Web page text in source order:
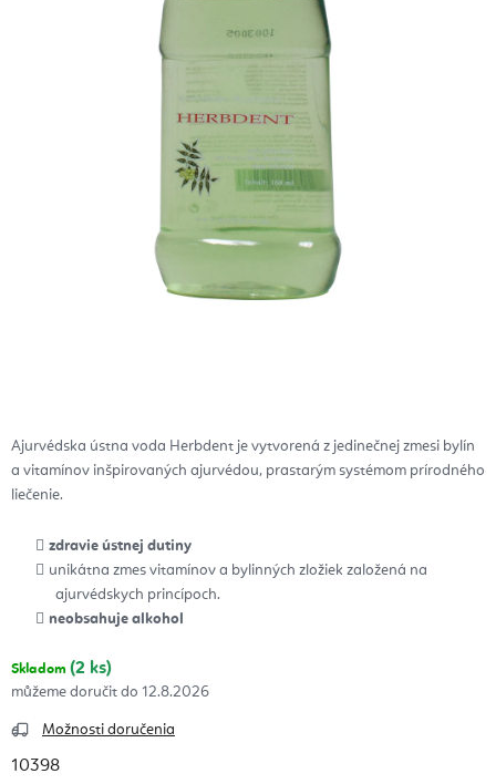
Ajurvédska ústna voda Herbdent je vytvorená z jedinečnej zmesi bylín
a vitamínov inšpirovaných ajurvédou, prastarým systémom prírodného
liečenie.
zdravie ústnej dutiny
unikátna zmes vitamínov a bylinných zložiek založená na
ajurvédskych princípoch.
neobsahuje alkohol
Skladom (2 ks)
12.8.2026
Možnosti doručenia
10398